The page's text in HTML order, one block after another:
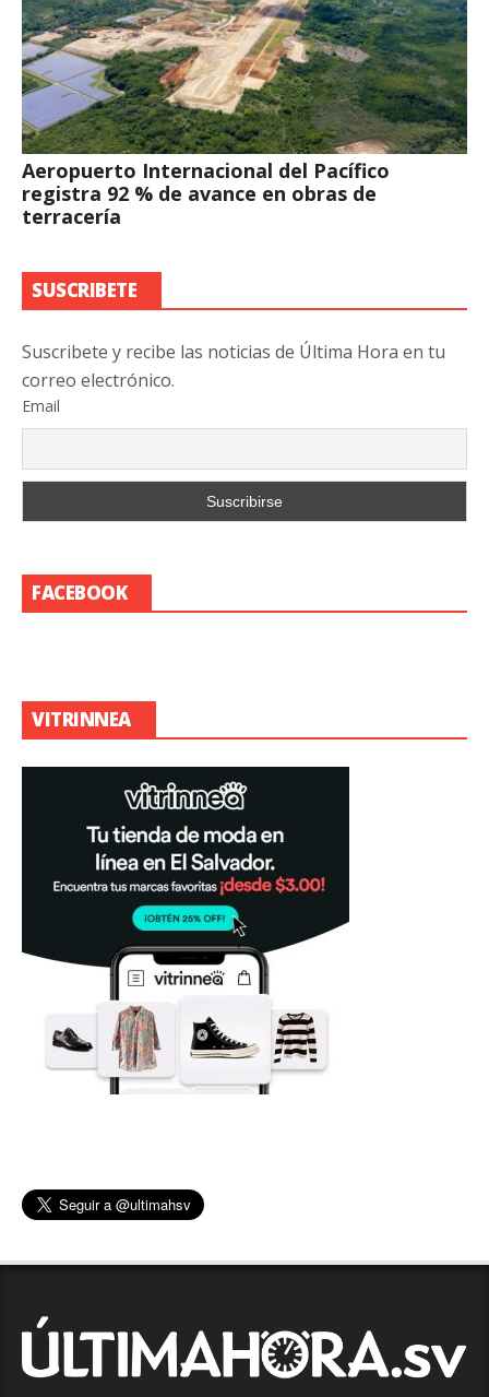
Aeropuerto Internacional del Pacífico
registra 92 % de avance en obras de
terracería
SUSCRIBETE
Suscribete y recibe las noticias de Última Hora en tu
correo electrónico.
Email
FACEBOOK
VITRINNEA